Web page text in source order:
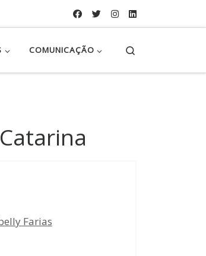
COMUNICAÇÃO
Farias